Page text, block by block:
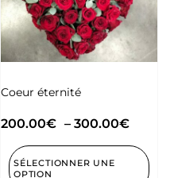
Coeur éternité
200.00€ – 300.00€
SÉLECTIONNER UNE
OPTION